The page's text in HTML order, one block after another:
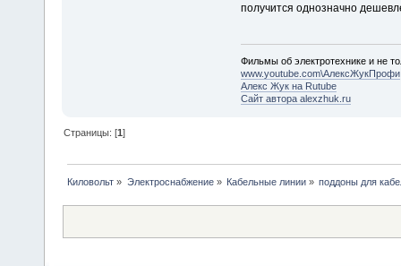
получится однозначно
Фильмы об электротехнике и не
www.youtube.com\АлексЖукПрофи
Алекс Жук на Rutube
Сайт автора alexzhuk.ru
Страницы: [1]
Киловольт » Электроснабжение» Кабельные линии» поддоны для